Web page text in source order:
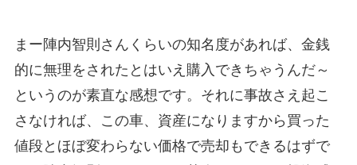
まー陣内智則さんくらいの知名度があれば、金銭
的に無理をされたとはいえ購入できちゃうんだ～
というのが素直な感想です。それに事故さえ起こ
さなければ、この車、資産になりますから買った
値段とほぼ変わらない価格で売却もできるはずで